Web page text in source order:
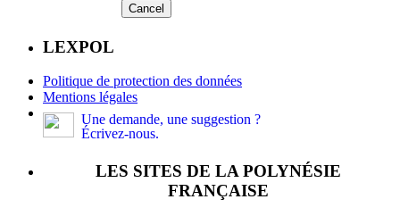
Cancel
LEXPOL
Politique de protection des données
Mentions légales
Une demande, une suggestion ?
Écrivez-nous.
LES SITES DE LA POLYNÉSIE
FRANÇAISE